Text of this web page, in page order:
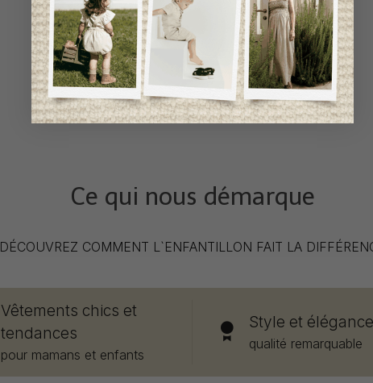
Ce qui nous démarque
DÉCOUVREZ COMMENT L`ENFANTILLON FAIT LA
Vêtements chics et
tendances
pour mamans et enfants
Style et élégance
qualité remarquable